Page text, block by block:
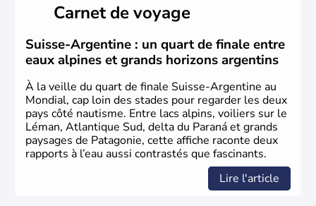
féodal marque la naissance de la Suisse sous la forme
d'une alliance composée de plusieurs cantons. L'Etat
fédéral n'est créé qu'en 1848 et signe l'abolition des
frontières, ainsi que l'établissement d'une monnaie
unique et d'une armée. La première constitution est
rédigée à la même année, le droit de référendum est
ajouté 26 ans plus tard.
Carnet de voyage
Suisse-Argentine : un quart de finale entre
eaux alpines et grands horizons argentins
À la veille du quart de finale Suisse-Argentine au
Mondial, cap loin des stades pour regarder les deux
pays côté nautisme. Entre lacs alpins, voiliers sur le
Léman, Atlantique Sud, delta du Paraná et grands
paysages de Patagonie, cette affiche raconte deux
rapports à l’eau aussi contrastés que fascinants.
Lire l'article